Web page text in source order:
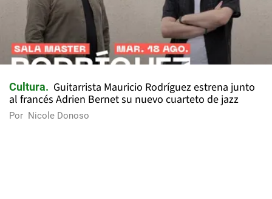
Cultura
Guitarrista Mauricio Rodríguez estrena junto
al francés Adrien Bernet su nuevo cuarteto de jazz
Por Nicole Donoso